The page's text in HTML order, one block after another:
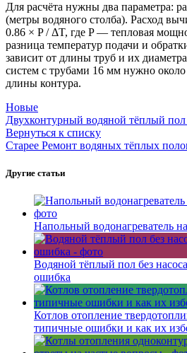
Для расчёта нужны два параметра:
(метры водяного столба). Расход
0.86 × P / ΔT, где P — тепловая
разница температур подачи и
зависит от длины труб и их
систем с трубами 16 мм нужно
длины контура.
Новые
Двухконтурный водяной тёплый
Вернуться к списку
Старее Ремонт водяных тёплых
Другие статьи
Напольный водонагреватель
Водяной тёплый пол без
ошибка
Котлов отопление
типичные ошибки и как их